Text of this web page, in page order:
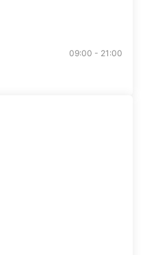
09:00 - 21:00